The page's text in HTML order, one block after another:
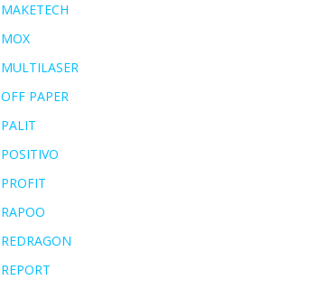
MAKETECH
MOX
MULTILASER
OFF PAPER
PALIT
POSITIVO
PROFIT
RAPOO
REDRAGON
REPORT